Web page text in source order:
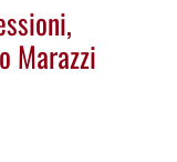
Marazzi